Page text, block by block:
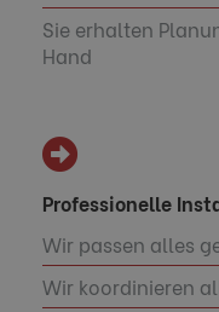
Sie erhalten
Hand
Professionelle
Wir passen alles
Wir koordinieren